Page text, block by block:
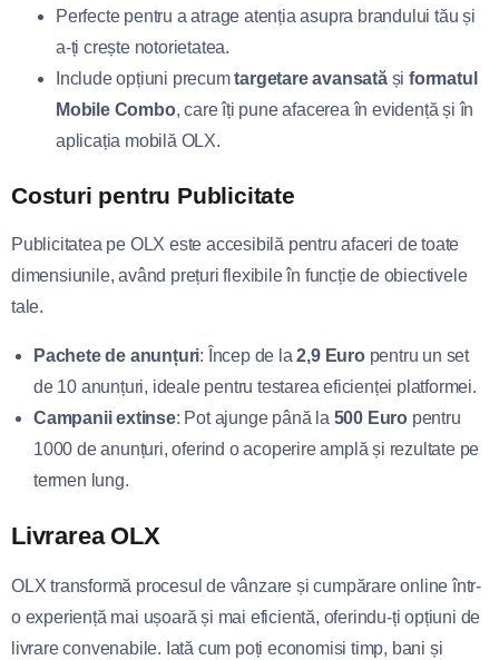
Perfecte pentru a atrage atenția asupra brandului tău și
a-ți crește notorietatea.
Include opțiuni precumtargetare avansatășiformatul
Mobile Combo, care îți pune afacerea în evidență și în
aplicația mobilă OLX.
Costuri pentru Publicitate
Publicitatea pe OLX este accesibilă pentru afaceri de toate
dimensiunile, având prețuri flexibile în funcție de obiectivele
tale.
Pachete de anunțuri: Încep de la2,9 Europentru un set
de 10 anunțuri, ideale pentru testarea eficienței platformei.
Campanii extinse: Pot ajunge până la 500 Euro pentru
1000 de anunțuri, oferind o acoperire amplă și rezultate pe
termen lung.
Livrarea OLX
OLX transformă procesul de vânzare și cumpărare online într-
o experiență mai ușoară și mai eficientă, oferindu-ți opțiuni de
livrare convenabile. Iată cum poți economisi timp, bani și